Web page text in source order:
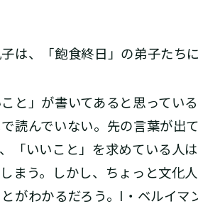
は、「飽食終日」の弟子たち
と」が書いてあると思ってい
読んでいない。先の言葉が出
「いいこと」を求めている人
まう。しかし、ちょっと文化
がわかるだろう。I・ベルイ